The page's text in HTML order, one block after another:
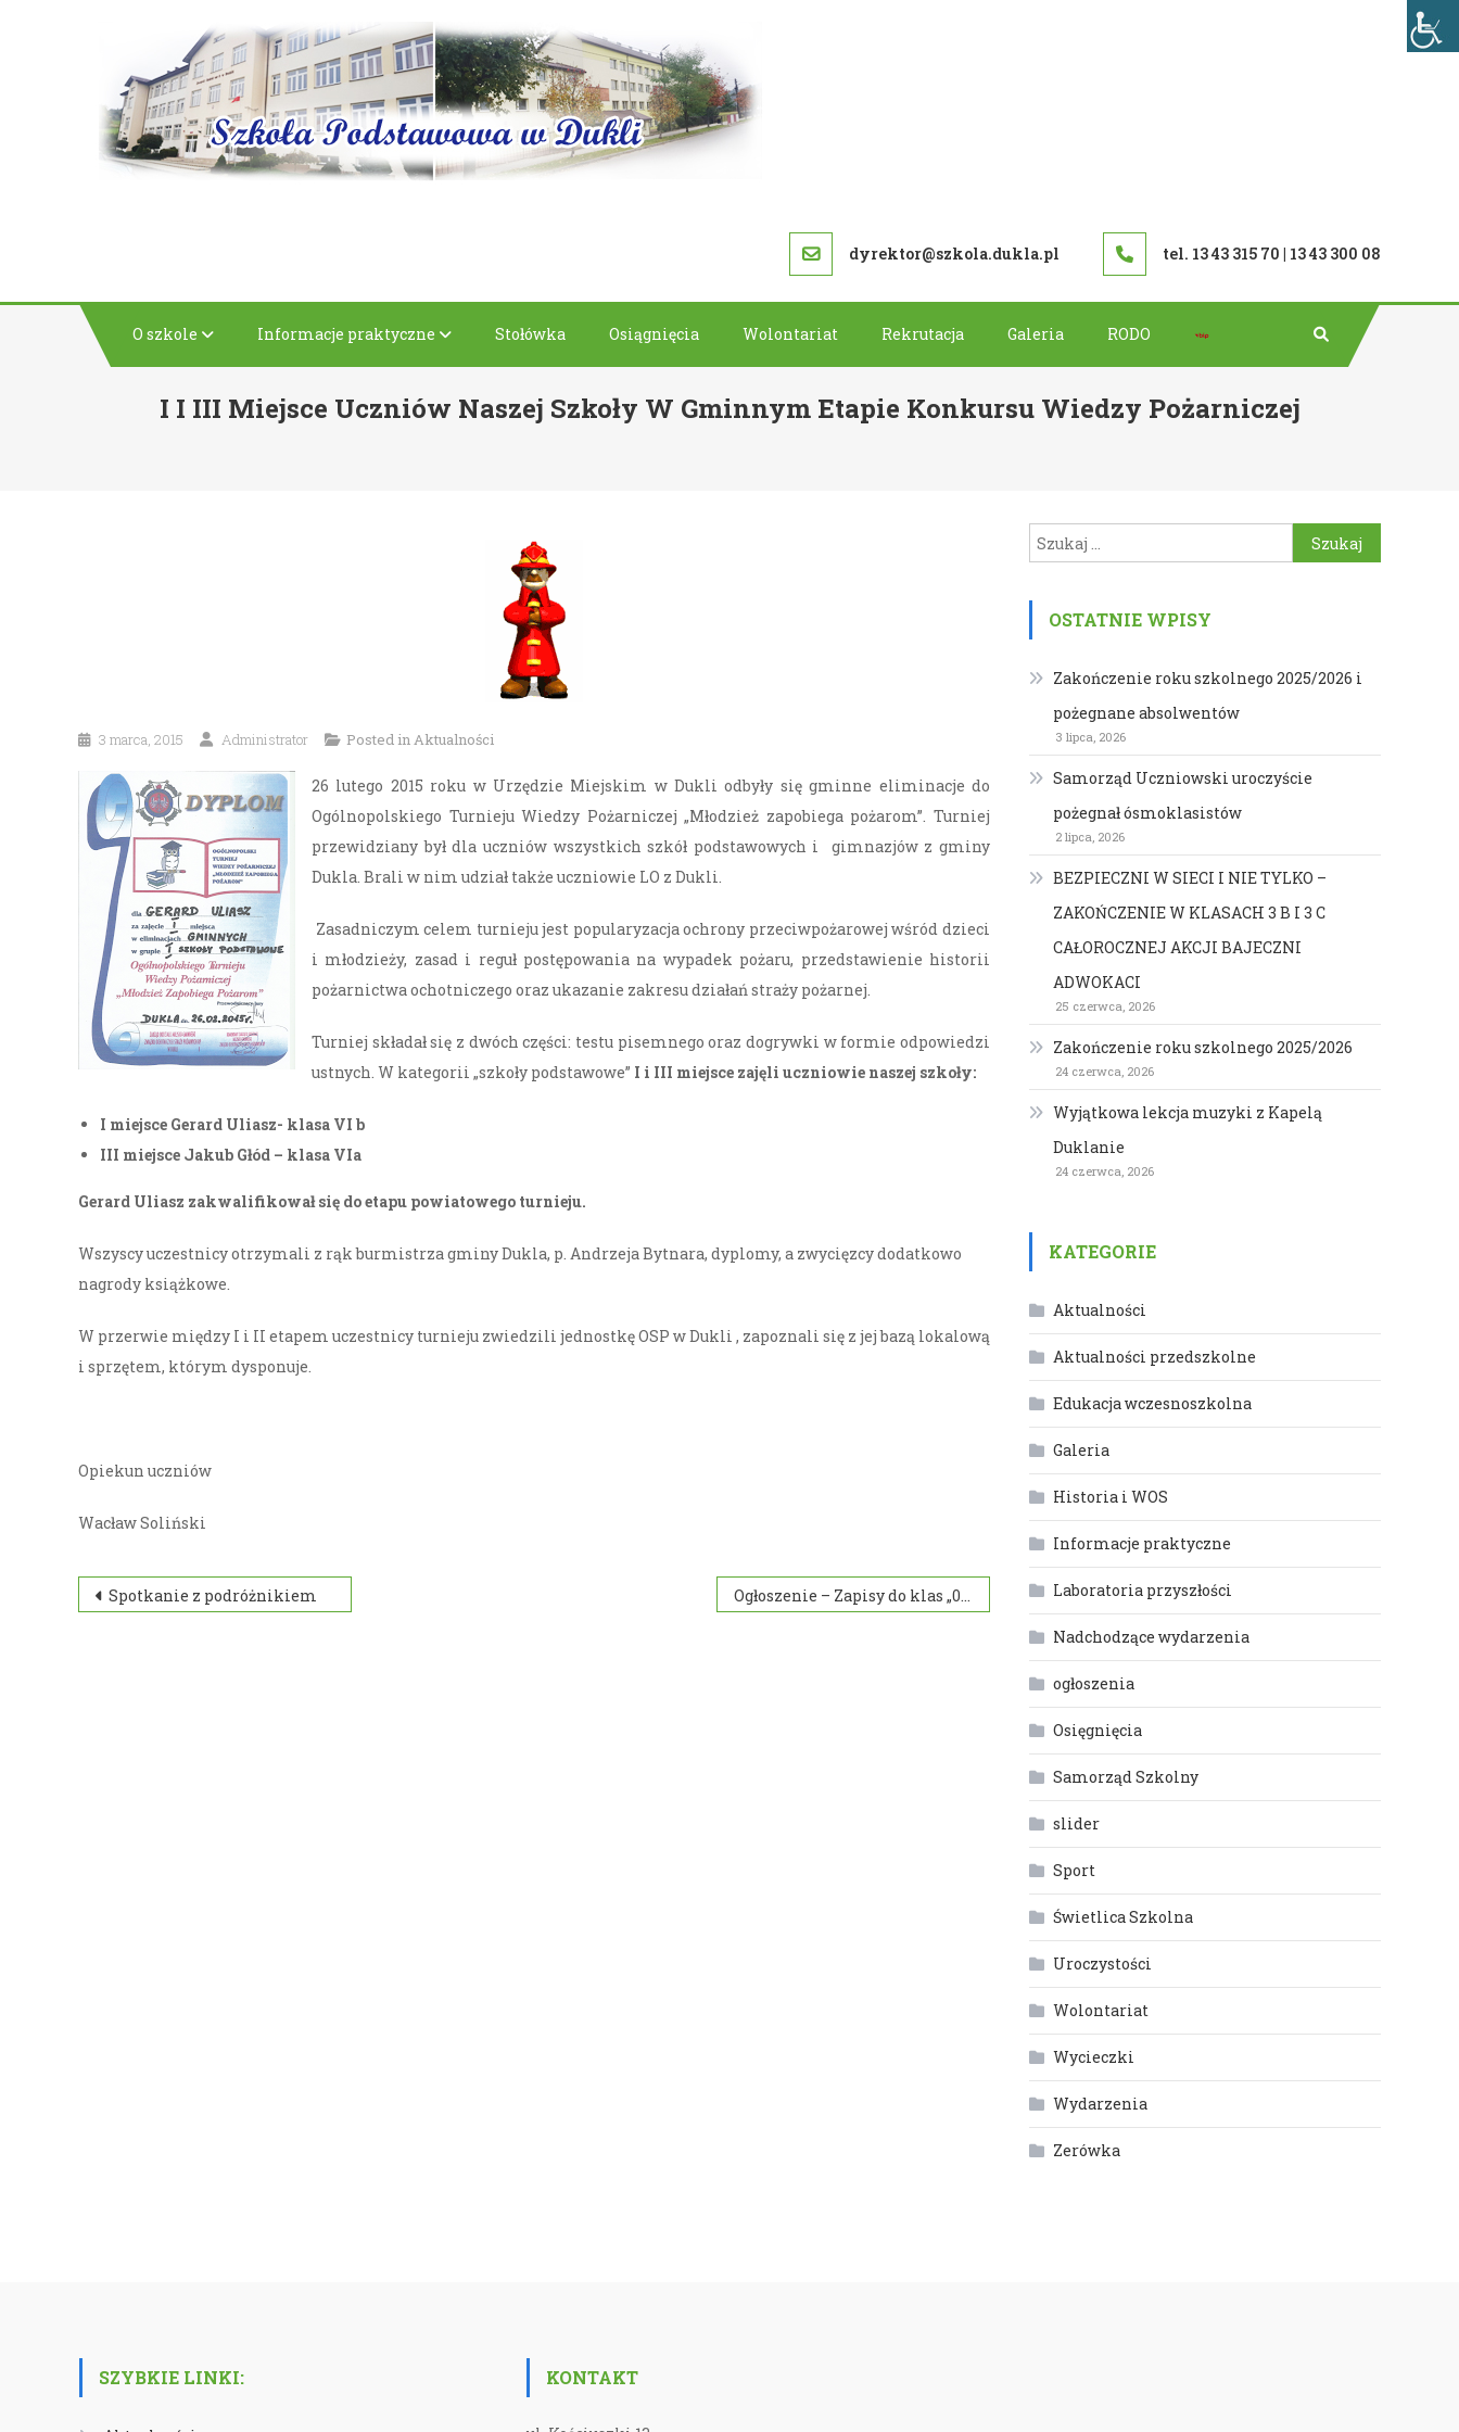
dyrektor@szkola.dukla.pl tel. 13 43 315 70 | 13 43 300 08
O szkole Informacje praktyczne Stołówka Osiągnięcia Wolontariat Rekrutacja Galeria RODO Bip
I I III Miejsce Uczniów Naszej Szkoły W Gminnym Etapie Konkursu Wiedzy Pożarniczej
3 marca, 2015 Administrator Posted inAktualności
26 lutego 2015 roku w Urzędzie Miejskim w Dukli odbyły się gminne eliminacje do
Ogólnopolskiego Turnieju Wiedzy Pożarniczej „Młodzież zapobiega pożarom”. Turniej
przewidziany był dla uczniów wszystkich szkół podstawowych i gimnazjów z gminy
Dukla. Brali w nim udział także uczniowie LO z Dukli.
Zasadniczym celem turnieju jest popularyzacja ochrony przeciwpożarowej wśród dzieci
i młodzieży, zasad i reguł postępowania na wypadek pożaru, przedstawienie historii
pożarnictwa ochotniczego oraz ukazanie zakresu działań straży pożarnej.
Turniej składał się z dwóch części: testu pisemnego oraz dogrywki w formie odpowiedzi
ustnych. W kategorii „szkoły podstawowe” I i III miejsce zajęli uczniowie naszej szkoły:
I miejsce Gerard Uliasz- klasa VI b
III miejsce Jakub Głód – klasa VIa
Gerard Uliasz zakwalifikował się do etapu powiatowego turnieju.
Wszyscy uczestnicy otrzymali z rąk burmistrza gminy Dukla, p. Andrzeja Bytnara, dyplomy, a zwycięzcy dodatkowo
nagrody książkowe.
W przerwie między I i II etapem uczestnicy turnieju zwiedzili jednostkę OSP w Dukli , zapoznali się z jej bazą lokalową
i sprzętem, którym dysponuje.
Opiekun uczniów
Wacław Soliński
Nawigacja
Spotkanie z podróżnikiem Ogłoszenie – Zapisy do klas „0”
Szukaj:
OSTATNIE WPISY
Zakończenie roku szkolnego 2025/2026 i
pożegnane absolwentów
3 lipca, 2026
Samorząd Uczniowski uroczyście
pożegnał ósmoklasistów
2 lipca, 2026
BEZPIECZNI W SIECI I NIE TYLKO –
ZAKOŃCZENIE W KLASACH 3 B I 3 C
CAŁOROCZNEJ AKCJI BAJECZNI
ADWOKACI
25 czerwca, 2026
Zakończenie roku szkolnego 2025/2026
24 czerwca, 2026
Wyjątkowa lekcja muzyki z Kapelą
Duklanie
24 czerwca, 2026
KATEGORIE
Aktualności
Aktualności przedszkolne
Edukacja wczesnoszkolna
Galeria
Historia i WOS
Informacje praktyczne
Laboratoria przyszłości
Nadchodzące wydarzenia
ogłoszenia
Osięgnięcia
Samorząd Szkolny
slider
Sport
Świetlica Szkolna
Uroczystości
Wolontariat
Wycieczki
Wydarzenia
Zerówka
SZYBKIE LINKI: KONTAKT